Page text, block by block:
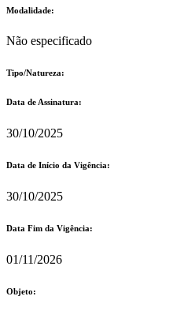
Modalidade:
Não especificado
Tipo/Natureza:
Data de Assinatura:
30/10/2025
Data de Início da Vigência:
30/10/2025
Data Fim da Vigência:
01/11/2026
Objeto: